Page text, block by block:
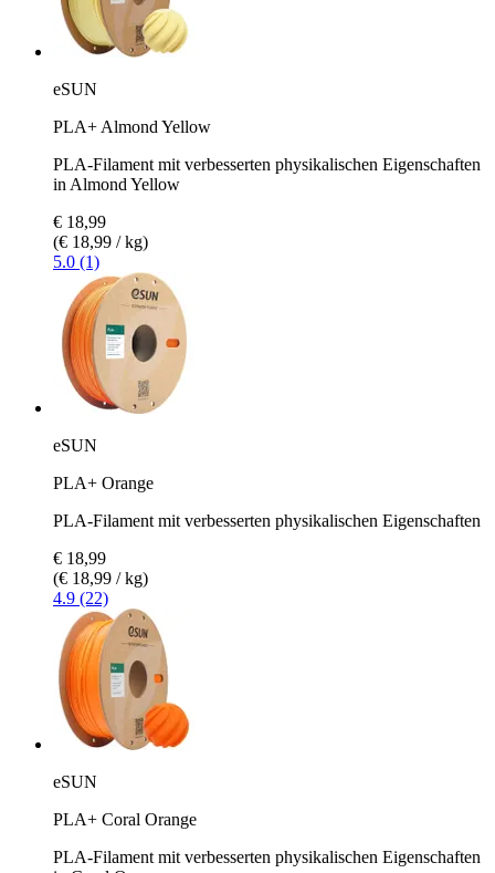
eSUN
PLA+ Almond Yellow
PLA-Filament mit verbesserten physikalischen Eigenschaften
in Almond Yellow
€ 18,99
(€ 18,99 / kg)
5.0 (1)
eSUN
PLA+ Orange
PLA-Filament mit verbesserten physikalischen Eigenschaften
€ 18,99
(€ 18,99 / kg)
4.9 (22)
eSUN
PLA+ Coral Orange
PLA-Filament mit verbesserten physikalischen Eigenschaften